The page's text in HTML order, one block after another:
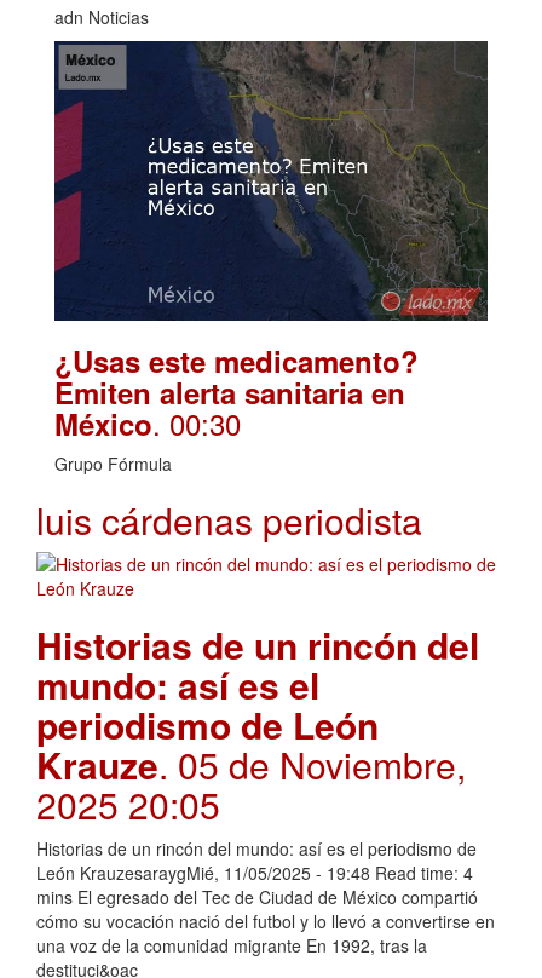
adn Noticias
¿Usas este medicamento?
Emiten alerta sanitaria en
México. 00:30
Grupo Fórmula
luis cárdenas periodista
Historias de un rincón del
mundo: así es el
periodismo de León
Krauze. 05 de Noviembre,
2025 20:05
Historias de un rincón del mundo: así es el periodismo de
León KrauzesaraygMié, 11/05/2025 - 19:48 Read time: 4
mins El egresado del Tec de Ciudad de México compartió
cómo su vocación nació del futbol y lo llevó a convertirse en
una voz de la comunidad migrante En 1992, tras la
destituci&oac